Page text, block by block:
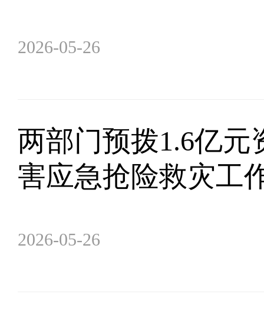
2026-05-26
两部门预拨1.6亿
害应急抢险救灾工
2026-05-26